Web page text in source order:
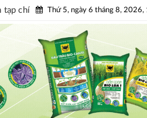
tạp chí Thứ 5, ngày 6 tháng 8, 2026,